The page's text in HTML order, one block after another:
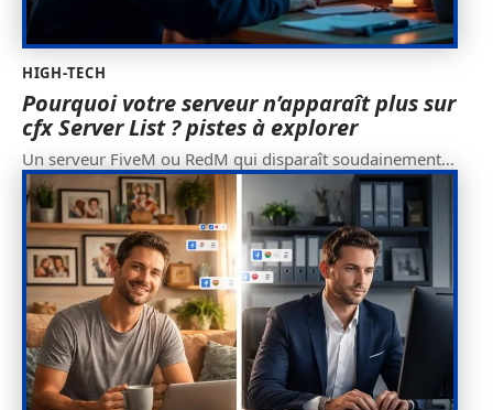
HIGH-TECH
Pourquoi votre serveur n’apparaît plus sur
cfx Server List ? pistes à explorer
Un serveur FiveM ou RedM qui disparaît soudainement…